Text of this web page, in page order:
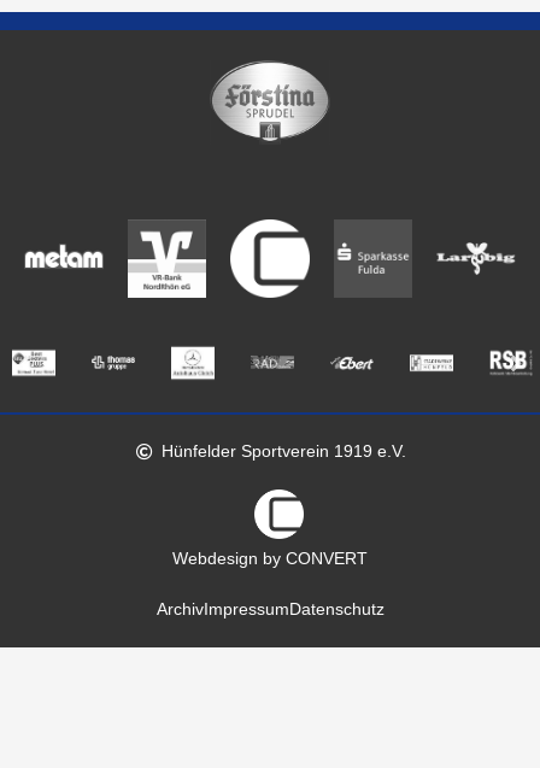
Hünfelder Sportverein 1919 e.V.
Webdesign by CONVERT
ArchivImpressum Datenschutz